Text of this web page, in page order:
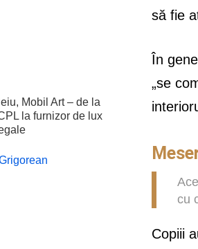
să fie
În
„se
cu
Copiii
Mobil Art – de la
la furnizor de lux